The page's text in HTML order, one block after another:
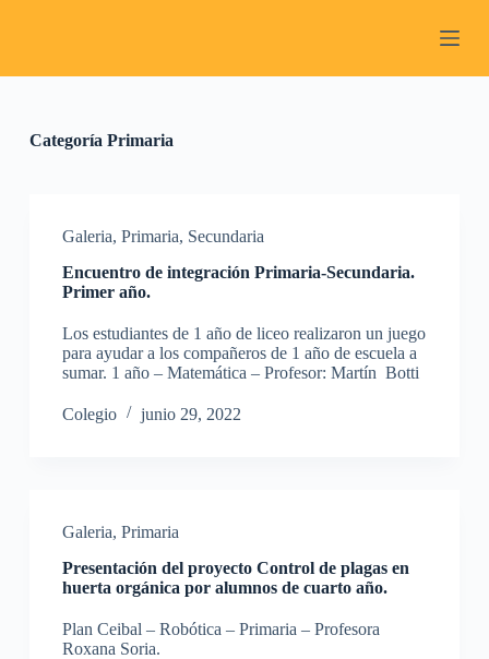
t
Categoría Primaria
Galeria, Primaria, Secundaria
Encuentro de integración Primaria-Secundaria.
Primer año.
Los estudiantes de 1 año de liceo realizaron un juego
para ayudar a los compañeros de 1 año de escuela a
sumar. 1 año – Matemática – Profesor: Martín Botti
Colegio junio 29, 2022
Galeria, Primaria
Presentación del proyecto Control de plagas en
huerta orgánica por alumnos de cuarto año.
Plan Ceibal – Robótica – Primaria – Profesora
Roxana Soria.